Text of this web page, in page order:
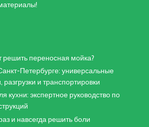
решить переносная мойка?
Петербурге: универсальные
и транспортировки
кухни: экспертное руководство по
и навсегда решить боли